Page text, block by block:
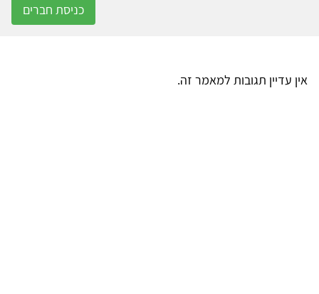
כניסת חברים
אין עדיין תגובות למאמר זה.